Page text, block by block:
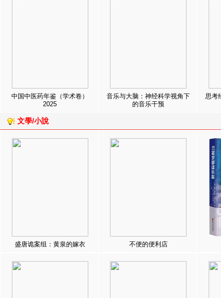
中国中医药年鉴（学术卷）
2025
音乐与大脑：神经科学视角下
的音乐干预
思考
文學/小說
盛唐诡案组：黄泉的嫁衣 不便的便利店